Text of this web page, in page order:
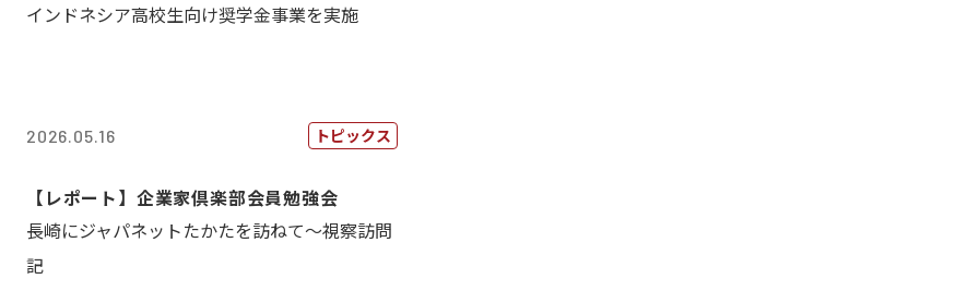
インドネシア高校生向け奨学金事業を実施
2026.05.16 トピックス
【レポート】企業家倶楽部会員勉強会
長崎にジャパネットたかたを訪ねて～視察訪問
記